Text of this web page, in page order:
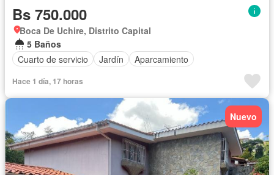
Bs 750.000
Boca De Uchire, Distrito Capital
5 Baños
Cuarto de servicio
Jardín Aparcamiento
Hace 1 día, 17 horas
Nuevo